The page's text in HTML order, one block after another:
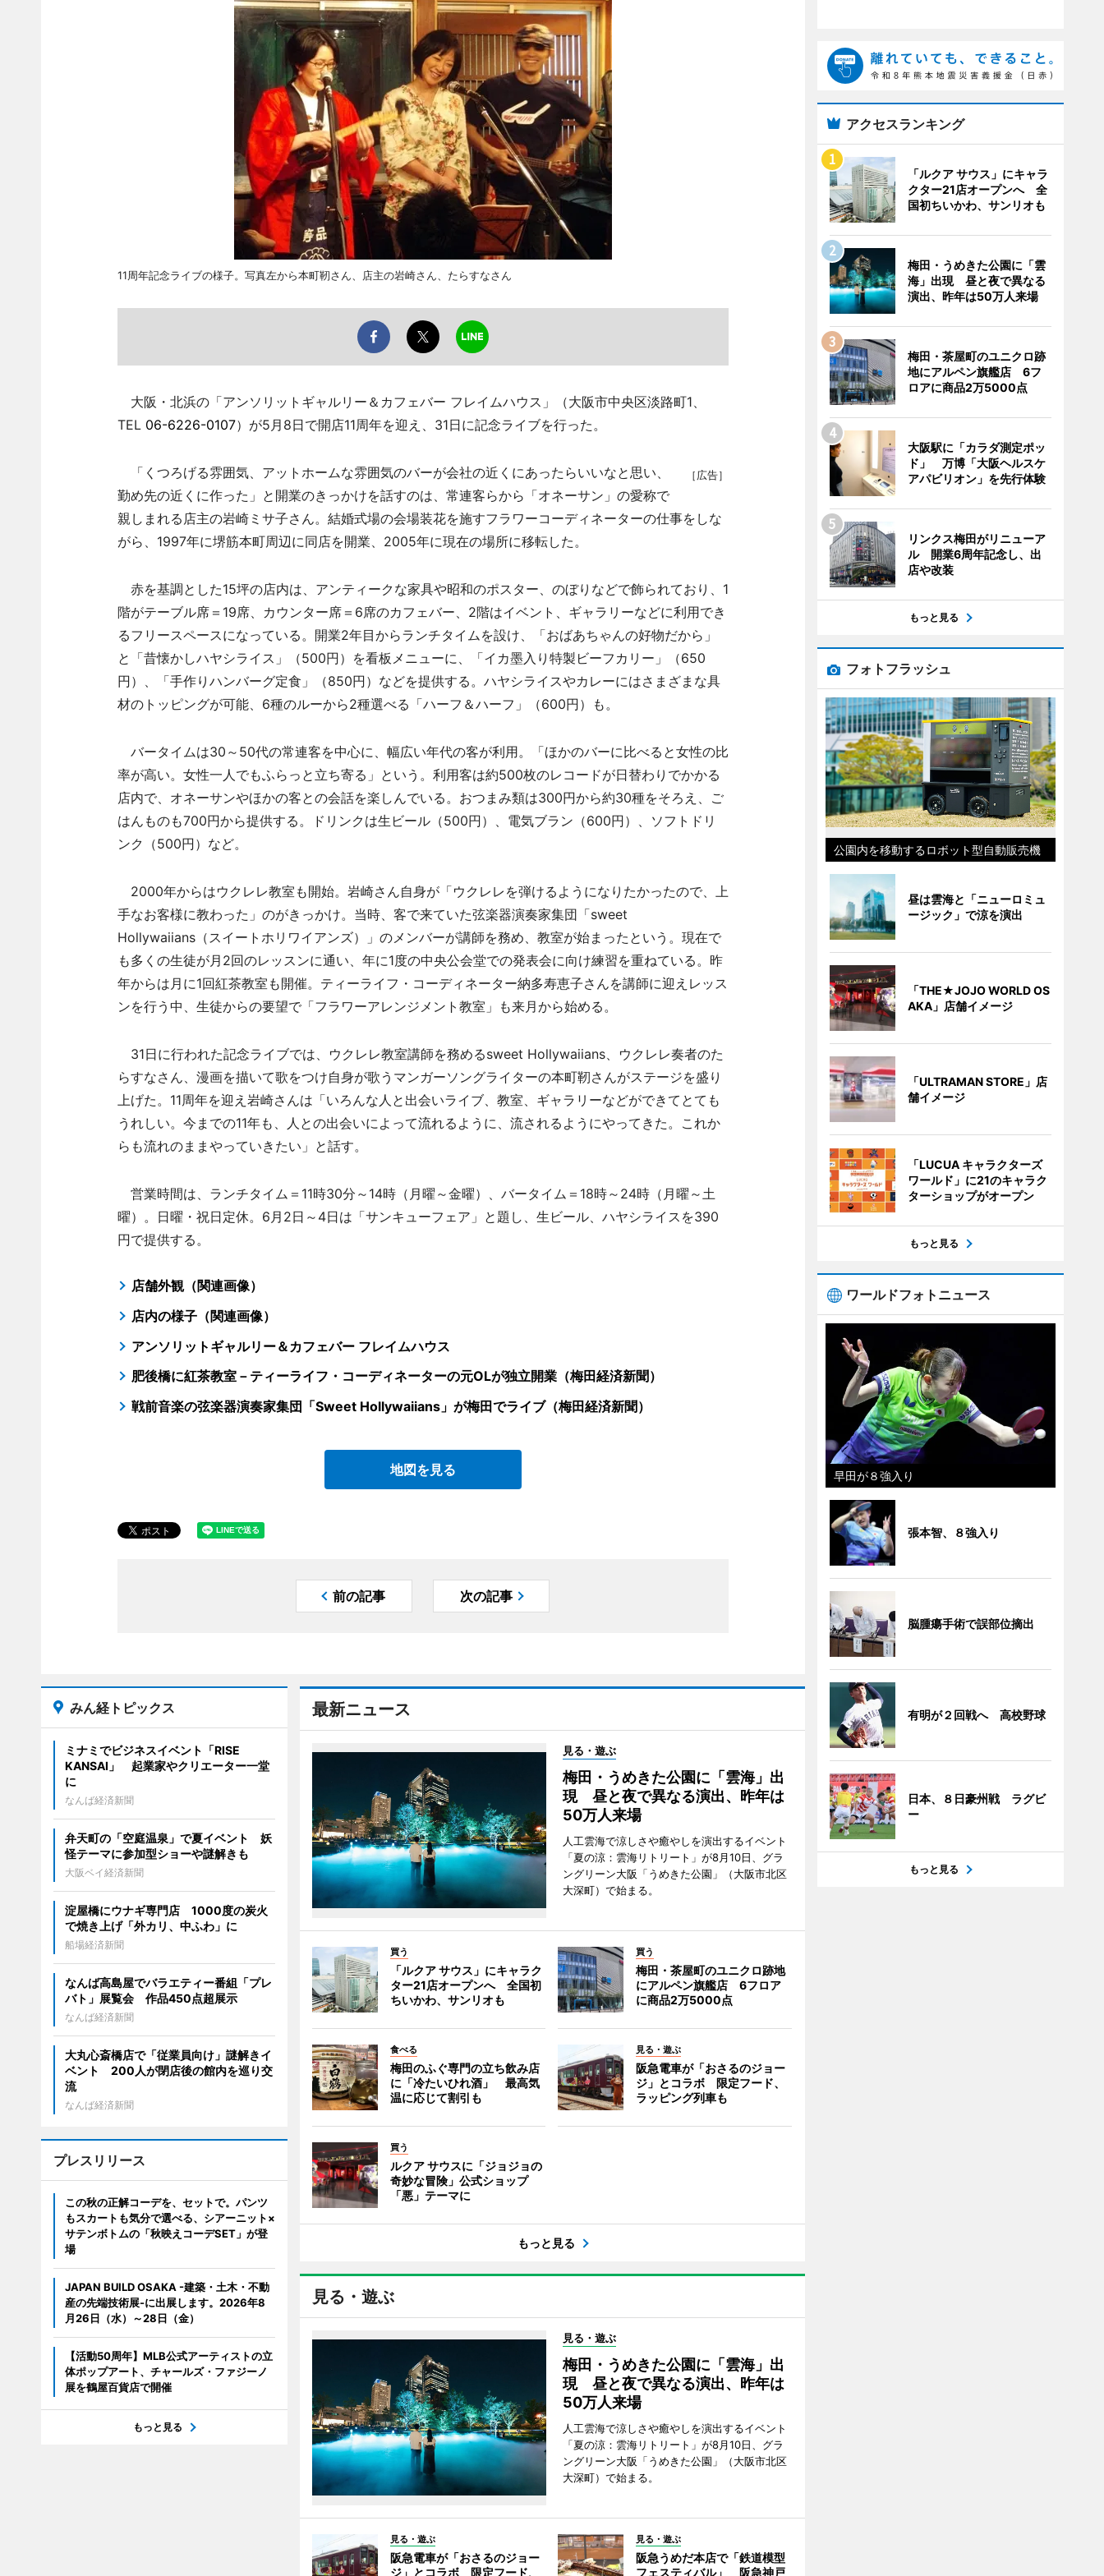
11周年記念ライブの様子。写真左から本町靭さん、店主の岩崎さん、たらすなさん
大阪・北浜の「アンソリットギャルリー＆カフェバー フレイムハウス」（大阪市中央区淡路町1、
TEL 06-6226-0107）が5月8日で開店11周年を迎え、31日に記念ライブを行った。
［広告］
「くつろげる雰囲気、アットホームな雰囲気のバーが会社の近くにあったらいいなと思い、
勤め先の近くに作った」と開業のきっかけを話すのは、常連客らから「オネーサン」の愛称で
親しまれる店主の岩崎ミサ子さん。結婚式場の会場装花を施すフラワーコーディネーターの仕事をしな
がら、1997年に堺筋本町周辺に同店を開業、2005年に現在の場所に移転した。
赤を基調とした15坪の店内は、アンティークな家具や昭和のポスター、のぼりなどで飾られており、1
階がテーブル席＝19席、カウンター席＝6席のカフェバー、2階はイベント、ギャラリーなどに利用でき
るフリースペースになっている。開業2年目からランチタイムを設け、「おばあちゃんの好物だから」
と「昔懐かしハヤシライス」（500円）を看板メニューに、「イカ墨入り特製ビーフカリー」（650
円）、「手作りハンバーグ定食」（850円）などを提供する。ハヤシライスやカレーにはさまざまな具
材のトッピングが可能、6種のルーから2種選べる「ハーフ＆ハーフ」（600円）も。
バータイムは30～50代の常連客を中心に、幅広い年代の客が利用。「ほかのバーに比べると女性の比
率が高い。女性一人でもふらっと立ち寄る」という。利用客は約500枚のレコードが日替わりでかかる
店内で、オネーサンやほかの客との会話を楽しんでいる。おつまみ類は300円から約30種をそろえ、ご
はんものも700円から提供する。ドリンクは生ビール（500円）、電気ブラン（600円）、ソフトドリ
ンク（500円）など。
2000年からはウクレレ教室も開始。岩崎さん自身が「ウクレレを弾けるようになりたかったので、上
手なお客様に教わった」のがきっかけ。当時、客で来ていた弦楽器演奏家集団「sweet
Hollywaiians（スイートホリワイアンズ）」のメンバーが講師を務め、教室が始まったという。現在で
も多くの生徒が月2回のレッスンに通い、年に1度の中央公会堂での発表会に向け練習を重ねている。昨
年からは月に1回紅茶教室も開催。ティーライフ・コーディネーター納多寿恵子さんを講師に迎えレッス
ンを行う中、生徒からの要望で「フラワーアレンジメント教室」も来月から始める。
31日に行われた記念ライブでは、ウクレレ教室講師を務めるsweet Hollywaiians、ウクレレ奏者のた
らすなさん、漫画を描いて歌をつけ自身が歌うマンガーソングライターの本町靭さんがステージを盛り
上げた。11周年を迎え岩崎さんは「いろんな人と出会いライブ、教室、ギャラリーなどができてとても
うれしい。今までの11年も、人との出会いによって流れるように、流されるようにやってきた。これか
らも流れのままやっていきたい」と話す。
営業時間は、ランチタイム＝11時30分～14時（月曜～金曜）、バータイム＝18時～24時（月曜～土
曜）。日曜・祝日定休。6月2日～4日は「サンキューフェア」と題し、生ビール、ハヤシライスを390
円で提供する。
店舗外観（関連画像）
店内の様子（関連画像）
アンソリットギャルリー＆カフェバー フレイムハウス
肥後橋に紅茶教室－ティーライフ・コーディネーターの元OLが独立開業（梅田経済新聞）
戦前音楽の弦楽器演奏家集団「Sweet Hollywaiians」が梅田でライブ（梅田経済新聞）
地図を見る
前の記事 次の記事
最新ニュース
見る・遊ぶ
梅田・うめきた公園に「雲海」出
現 昼と夜で異なる演出、昨年は
50万人来場
人工雲海で涼しさや癒やしを演出するイベント
「夏の涼：雲海リトリート」が8月10日、グラ
ングリーン大阪「うめきた公園」（大阪市北区
大深町）で始まる。
買う
「ルクア サウス」にキャラク
ター21店オープンへ 全国初
ちいかわ、サンリオも
買う
梅田・茶屋町のユニクロ跡地
にアルペン旗艦店 6フロア
に商品2万5000点
食べる
梅田のふぐ専門の立ち飲み店
に「冷たいひれ酒」 最高気
温に応じて割引も
見る・遊ぶ
阪急電車が「おさるのジョー
ジ」とコラボ 限定フード、
ラッピング列車も
買う
ルクア サウスに「ジョジョの
奇妙な冒険」公式ショップ
「悪」テーマに
もっと見る
見る・遊ぶ
見る・遊ぶ
梅田・うめきた公園に「雲海」出
現 昼と夜で異なる演出、昨年は
50万人来場
人工雲海で涼しさや癒やしを演出するイベント
「夏の涼：雲海リトリート」が8月10日、グラ
ングリーン大阪「うめきた公園」（大阪市北区
大深町）で始まる。
見る・遊ぶ
阪急電車が「おさるのジョー
ジ」とコラボ 限定フード、
見る・遊ぶ
阪急うめだ本店で「鉄道模型
フェスティバル」 阪急神戸
みん経トピックス
ミナミでビジネスイベント「RISE
KANSAI」 起業家やクリエーター一堂
に
なんば経済新聞
弁天町の「空庭温泉」で夏イベント 妖
怪テーマに参加型ショーや謎解きも
大阪ベイ経済新聞
淀屋橋にウナギ専門店 1000度の炭火
で焼き上げ「外カリ、中ふわ」に
船場経済新聞
なんば高島屋でバラエティー番組「プレ
バト」展覧会 作品450点超展示
なんば経済新聞
大丸心斎橋店で「従業員向け」謎解きイ
ベント 200人が閉店後の館内を巡り交
流
なんば経済新聞
プレスリリース
この秋の正解コーデを、セットで。パンツ
もスカートも気分で選べる、シアーニット×
サテンボトムの「秋映えコーデSET」が登
場
JAPAN BUILD OSAKA -建築・土木・不動
産の先端技術展-に出展します。2026年8
月26日（水）～28日（金）
【活動50周年】MLB公式アーティストの立
体ポップアート、チャールズ・ファジーノ
展を鶴屋百貨店で開催
もっと見る
アクセスランキング
「ルクア サウス」にキャラ
クター21店オープンへ 全
国初ちいかわ、サンリオも
梅田・うめきた公園に「雲
海」出現 昼と夜で異なる
演出、昨年は50万人来場
梅田・茶屋町のユニクロ跡
地にアルペン旗艦店 6フ
ロアに商品2万5000点
大阪駅に「カラダ測定ポッ
ド」 万博「大阪ヘルスケ
アパビリオン」を先行体験
リンクス梅田がリニューア
ル 開業6周年記念し、出
店や改装
もっと見る
フォトフラッシュ
公園内を移動するロボット型自動販売機
昼は雲海と「ニューロミュ
ージック」で涼を演出
「THE★JOJO WORLD OS
AKA」店舗イメージ
「ULTRAMAN STORE」店
舗イメージ
「LUCUA キャラクターズ
ワールド」に21のキャラク
ターショップがオープン
もっと見る
ワールドフォトニュース
早田が８強入り
張本智、８強入り
脳腫瘍手術で誤部位摘出
有明が２回戦へ 高校野球
日本、８日豪州戦 ラグビ
ー
もっと見る